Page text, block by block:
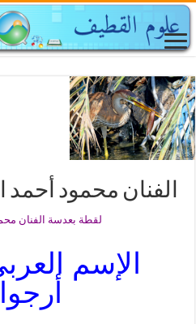
الفنان محمود أحمد
لقطة بعدسة الفنان
الإسم